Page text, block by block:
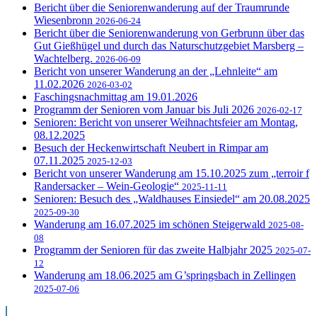
Bericht über die Seniorenwanderung auf der Traumrunde
Wiesenbronn 2026-06-24
Bericht über die Seniorenwanderung von Gerbrunn über das
Gut Gießhügel und durch das Naturschutzgebiet Marsberg –
Wachtelberg. 2026-06-09
Bericht von unserer Wanderung an der „Lehnleite“ am
11.02.2026 2026-03-02
Faschingsnachmittag am 19.01.2026
Programm der Senioren vom Januar bis Juli 2026 2026-02-17
Senioren: Bericht von unserer Weihnachtsfeier am Montag,
08.12.2025
Besuch der Heckenwirtschaft Neubert in Rimpar am
07.11.2025 2025-12-03
Bericht von unserer Wanderung am 15.10.2025 zum „terroir f
Randersacker – Wein-Geologie“ 2025-11-11
Senioren: Besuch des „Waldhauses Einsiedel“ am 20.08.2025
2025-09-30
Wanderung am 16.07.2025 im schönen Steigerwald 2025-08-
08
Programm der Senioren für das zweite Halbjahr 2025 2025-07-
12
Wanderung am 18.06.2025 am G’springsbach in Zellingen
2025-07-06